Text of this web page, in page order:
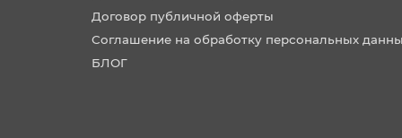
Договор публичной оферты
Соглашение на обработку персональных
БЛОГ